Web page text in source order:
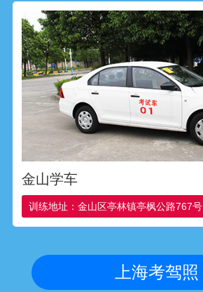
金山学车
训练地址：金山区亭林镇亭枫公路767号
上海考驾照